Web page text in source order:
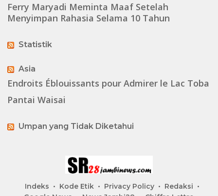
Ferry Maryadi Meminta Maaf Setelah
Menyimpan Rahasia Selama 10 Tahun
Statistik
Asia
Endroits Éblouissants pour Admirer le Lac Toba
Pantai Waisai
Umpan yang Tidak Diketahui
Indeks Kode Etik Privacy Policy
Redaksi